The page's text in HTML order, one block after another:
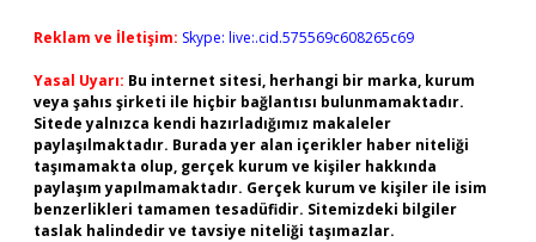
Reklam ve İletişim: Skype: live:.cid.575569c608265c69
Yasal Uyarı: Bu internet sitesi, herhangi bir marka, kurum
veya şahıs şirketi ile hiçbir bağlantısı bulunmamaktadır.
Sitede yalnızca kendi hazırladığımız makaleler
paylaşılmaktadır. Burada yer alan içerikler haber niteliği
taşımamakta olup, gerçek kurum ve kişiler hakkında
paylaşım yapılmamaktadır. Gerçek kurum ve kişiler ile isim
benzerlikleri tamamen tesadüfidir. Sitemizdeki bilgiler
taslak halindedir ve tavsiye niteliği taşımazlar.